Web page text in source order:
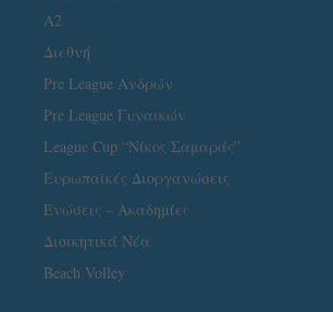
A2
Διεθνή
Pre League Ανδρών
Pre League Γυναικών
League Cup “Νίκος Σαμαράς”
Ευρωπαϊκές Διοργανώσεις
Ενώσεις – Ακαδημίες
Διοικητικά Νέα
Beach Volley